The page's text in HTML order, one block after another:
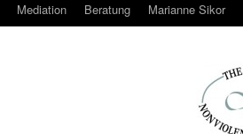
Mediation Beratung Marianne Sikor